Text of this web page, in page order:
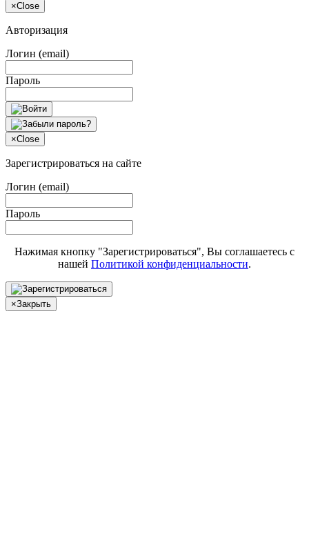
×Close
Авторизация
Логин (email)
Пароль
×Close
Зарегистрироваться на сайте
Логин (email)
Пароль
Нажимая кнопку "Зарегистрироваться", Вы соглашаетесь с
нашей Политикой конфиденциальности.
×Закрыть